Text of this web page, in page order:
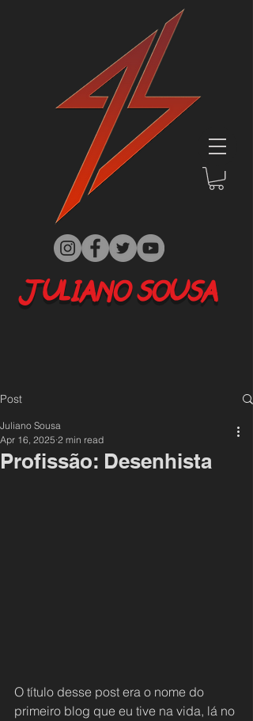
JULIANO SOUSA
Post
Profissão: Desenhista
Juliano Sousa
Apr 16, 2025 2 min read
O título desse post era o nome do
primeiro blog que eu tive na vida, lá no